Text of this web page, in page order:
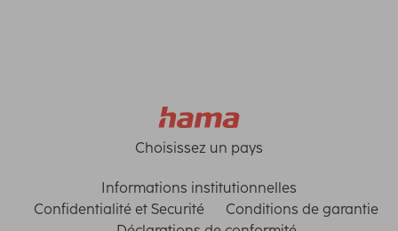
Choisissez un pays
Informations institutionnelles
Confidentialité et Securité
Conditions de garantie